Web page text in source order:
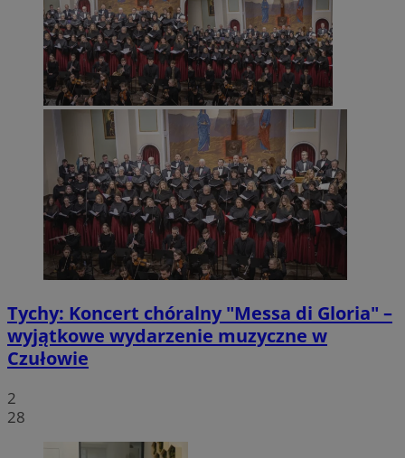
Tychy: Koncert chóralny "Messa di Gloria" –
wyjątkowe wydarzenie muzyczne w
Czułowie
2
28